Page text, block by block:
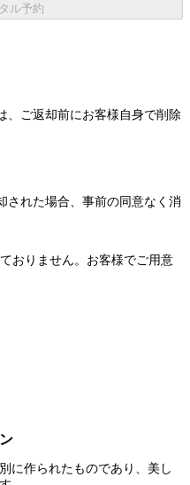
ル予約
、
ご返却前にお客様自身で削除
された場合、事前の同意なく消
おりません。お客様でご用意
に作られたものであり、美し